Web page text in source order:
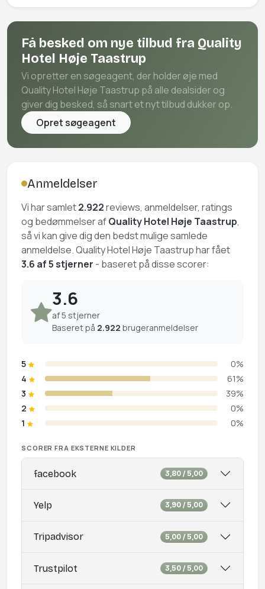
Få besked om nye tilbud fra Quality
Hotel Høje Taastrup
Vi opretter en søgeagent, der holder øje med
Quality Hotel Høje Taastrup på alle dealsider og
giver dig besked, så snart et nyt tilbud dukker op.
Opret søgeagent
Anmeldelser
Vi har samlet2.922reviews, anmeldelser, ratings
og bedømmelser afQuality Hotel Høje Taastrup,
så vi kan give dig den bedst mulige samlede
anmeldelse. Quality Hotel Høje Taastrup har fået
3.6 af 5 stjerner - baseret på disse scorer:
3.6
af 5 stjerner
Baseret på 2.922 brugeranmeldelser
5
0%
4
61%
3
39%
2
0%
1
0%
SCORER FRA EKSTERNE KILDER
facebook 3,80 / 5,00
Yelp 3,90 / 5,00
Tripadvisor 5,00 / 5,00
Trustpilot 3,50 / 5,00